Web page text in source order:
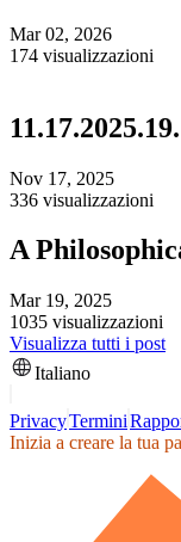
Mar 02, 2026
174 visualizzazioni
Nov 17, 2025
336 visualizzazioni
A
Mar 19, 2025
1035 visualizzazioni
Visualizza tutti i post
Italiano
PrivacyTermini
Inizia a creare la tua